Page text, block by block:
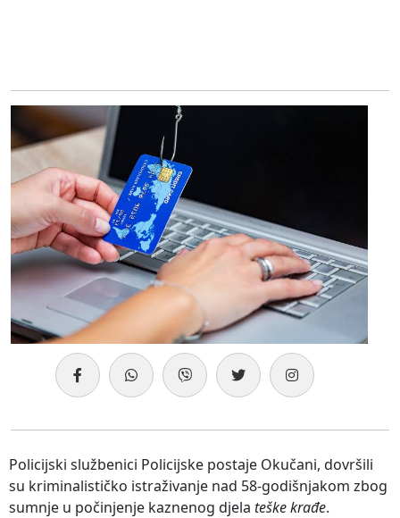
Policijski službenici Policijske postaje Okučani, dovršili
su kriminalističko istraživanje nad 58-godišnjakom zbog
sumnje u počinjenje kaznenog djela teške krađe.